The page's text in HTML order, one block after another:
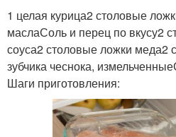
1 целая курица2 столовые
маслаСоль и перец по вкусу2
соуса2 столовые ложки меда2
зубчика чеснока,
Шаги приготовления: